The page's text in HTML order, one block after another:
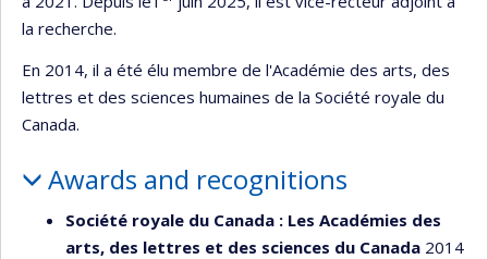
la recherche.
En 2014, il a été élu membre de l'Académie des arts, des
lettres et des sciences humaines de la Société royale du
Canada.
Awards and recognitions
Société royale du Canada : Les Académies des
arts, des lettres et des sciences du Canada 2014